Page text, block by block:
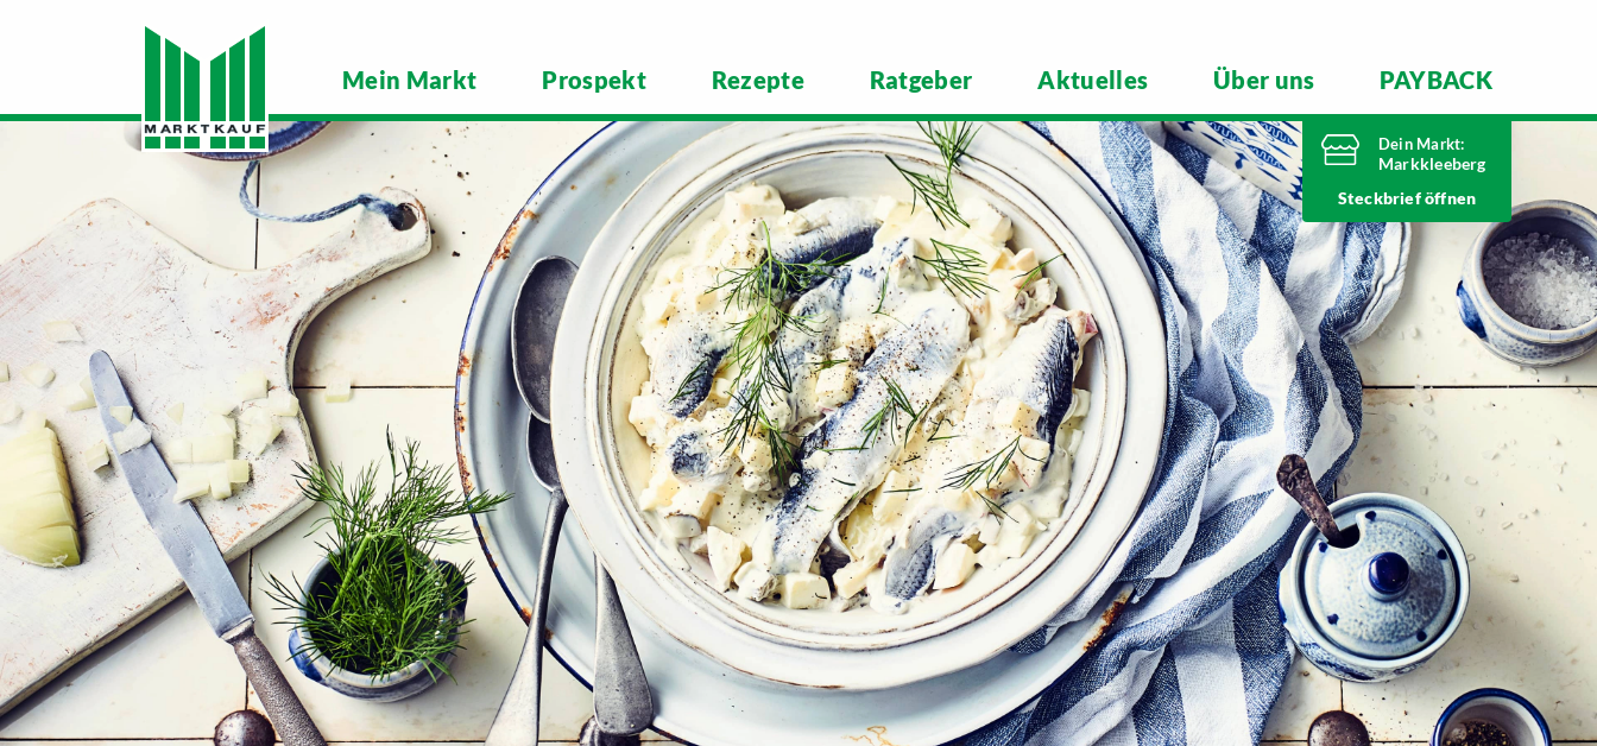
Mein Markt Prospekt Rezepte Ratgeber Aktuelles Über uns PAYBACK
Dein Markt:
Markkleeberg
Heute bis
Telefonnummer
0341 35390
Städtelner Straße 54
04416 Markkleeberg
Markt ändern
Steckbrief